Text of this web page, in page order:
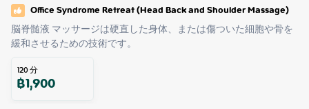
Office Syndrome Retreat (Head Back and Shoulder Massage)
脳脊髄液 マッサージは硬直した身体、または傷ついた細胞や骨を
緩和させるための技術です。
120分
฿1,900